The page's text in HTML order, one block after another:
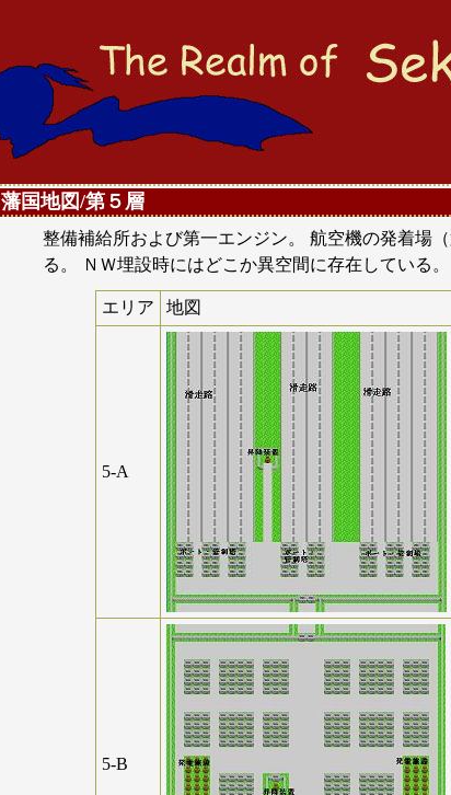
藩国地図/第５層
整備補給所および第一エンジン。 航空機の発着場
る。 ＮＷ埋設時にはどこか異空間に存在している。
エリア 地図
5-A
5-B